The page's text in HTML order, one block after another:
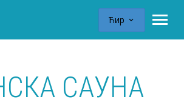
Ћир
САУНА